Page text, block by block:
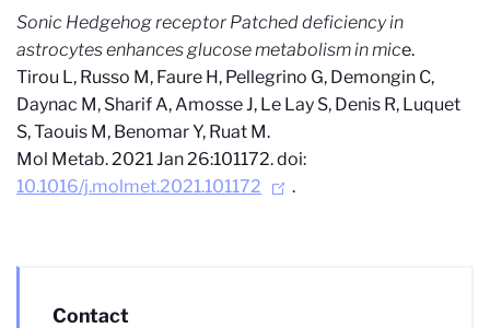
Sonic Hedgehog receptor Patched deficiency in
astrocytes enhances glucose metabolism in mice.
Tirou L, Russo M, Faure H, Pellegrino G, Demongin C,
Daynac M, Sharif A, Amosse J, Le Lay S, Denis R, Luquet
S, Taouis M, Benomar Y, Ruat M.
Mol Metab. 2021 Jan 26:101172. doi:
10.1016/j.molmet.2021.101172
.
Contact